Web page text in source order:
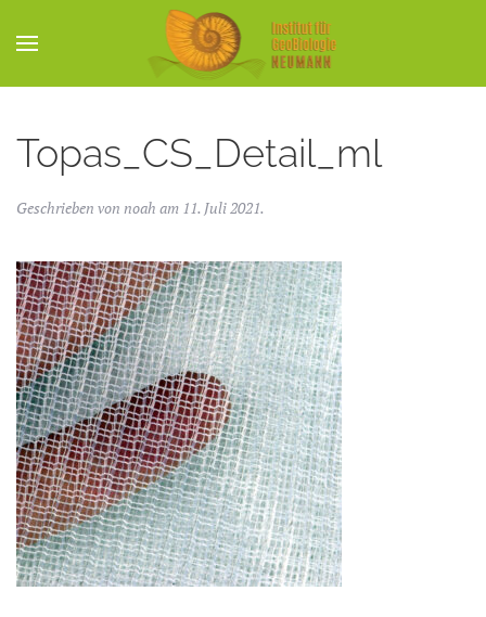
Skip to main content
Topas_CS_Detail_ml
Geschrieben von noah am 11. Juli 2021.